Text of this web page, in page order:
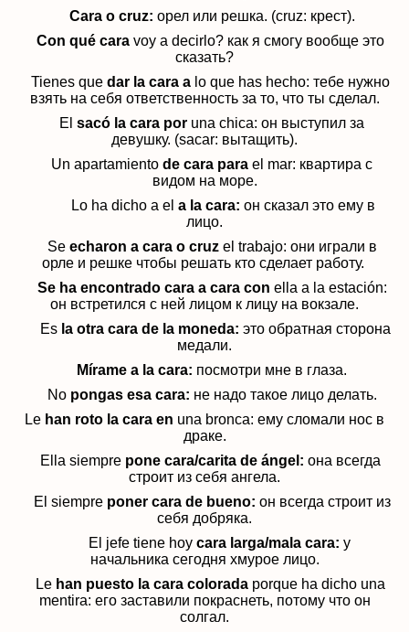
Cara o cruz: орел или решка. (cruz: крест).
Con qué cara voy a decirlo? как я смогу вообще это
сказать?
Tienes que dar la cara alo que has hecho: тебе нужно
взять на себя ответственность за то, что ты сделал.
El sacó la cara por una chica: он выступил за
девушку. (sacar: вытащить).
Un apartamiento de cara para el mar: квартира с
видом на море.
Lo ha dicho a el a la cara: он сказал это ему в
лицо.
Se echaron a cara o cruzel trabajo: они играли в
орле и решке чтобы решать кто сделает работу.
Se ha encontrado cara a cara con ella a la estación:
он встретился с ней лицом к лицу на вокзале.
Es la otra cara de la moneda: это обратная сторона
медали.
Mírame a la cara: посмотри мне в глаза.
No pongas esa cara: не надо такое лицо делать.
Le han roto la cara en una bronca: ему сломали нос в
драке.
Ella siempre pone cara/carita de ángel: она всегда
строит из себя ангела.
El siempre poner cara de bueno: он всегда строит из
себя добряка.
El jefe tiene hoycara larga/mala cara: у
начальника сегодня хмурое лицо.
Le han puesto la cara colorada porque ha dicho una
mentira: его заставили покраснеть, потому что он
солгал.